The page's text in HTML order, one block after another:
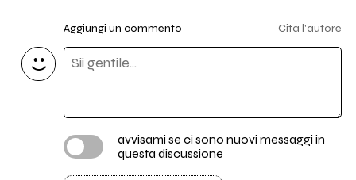
Aggiungi un commento Cita l'autore
avvisami se ci sono nuovi messaggi in
questa discussione